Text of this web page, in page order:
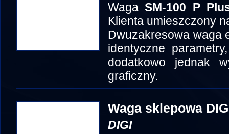
WagaSM-100 P
Klienta umieszczony
Dwuzakresowa waga
identyczne
dodatkowo jednak
graficzny.
Waga sklepowa
DIGI